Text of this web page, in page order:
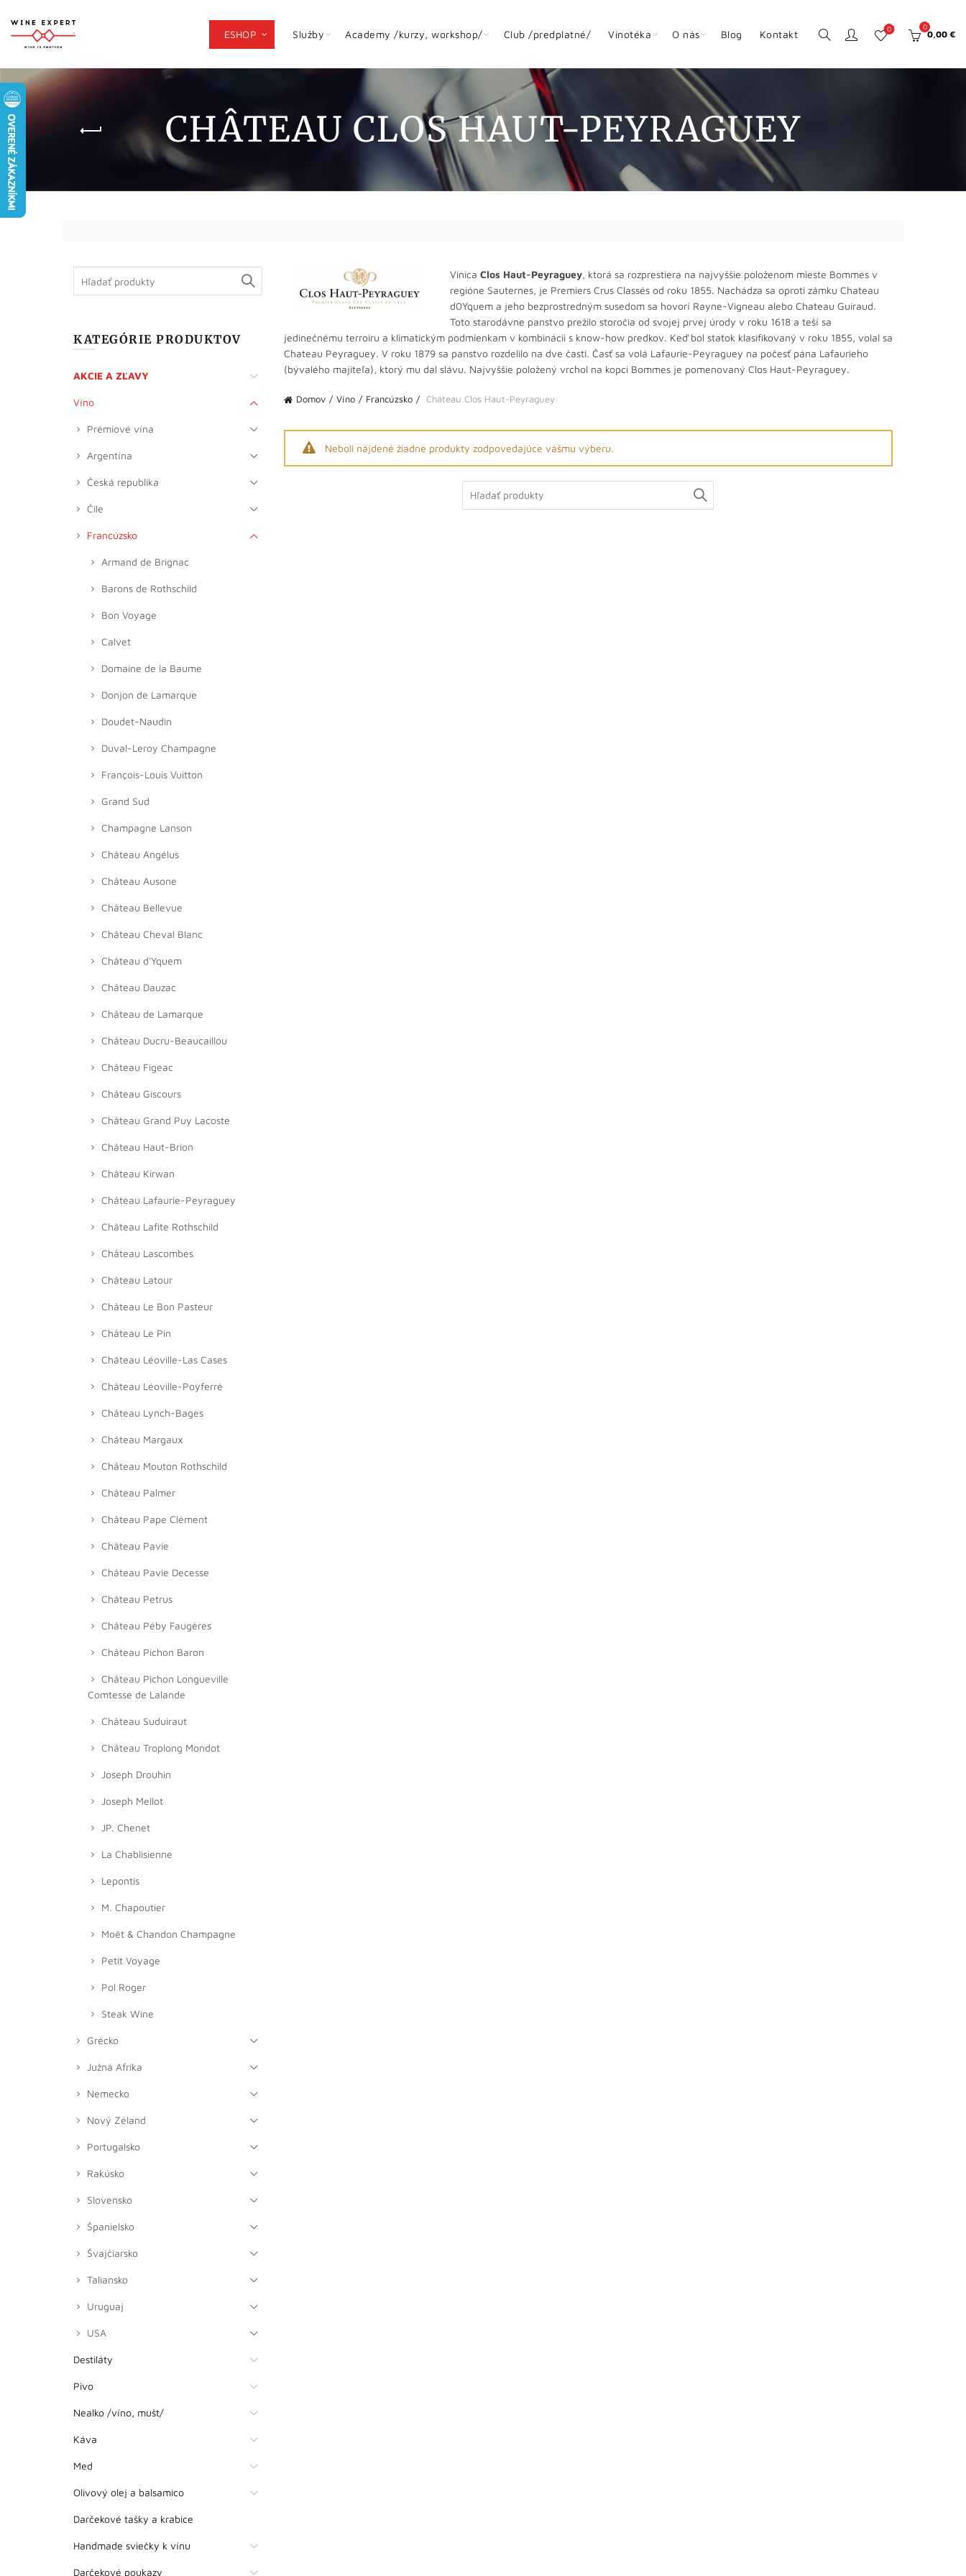
ESHOP Služby Academy /kurzy, workshop/ Club /predplatné/ Vinotéka O nás Blog Kontakt 0 0
0,00 €
CHÂTEAU CLOS HAUT-PEYRAGUEY
VinicaClos Haut-Peyraguey, ktorá sa rozprestiera na najvyššie položenom mieste Bommes v
regióne Sauternes, je Premiers Crus Classés od roku 1855. Nachádza sa oproti zámku Chateau
d0Yquem a jeho bezprostredným susedom sa hovorí Rayne-Vigneau alebo Chateau Guiraud.
Toto starodávne panstvo prežilo storočia od svojej prvej úrody v roku 1618 a teší sa
jedinečnému terroiru a klimatickým podmienkam v kombinácii s know-how predkov. Keď bol statok klasifikovaný v roku 1855, volal sa
Chateau Peyraguey. V roku 1879 sa panstvo rozdelilo na dve časti. Časť sa volá Lafaurie-Peyraguey na počesť pána Lafaurieho
(bývalého majiteľa), ktorý mu dal slávu. Najvyššie položený vrchol na kopci Bommes je pomenovaný Clos Haut-Peyraguey.
Domov Víno Francúzsko Château Clos Haut-Peyraguey
Neboli nájdené žiadne produkty zodpovedajúce vášmu výberu.
for:
KATEGÓRIE PRODUKTOV
AKCIE A ZĽAVY
Víno
Prémiové vína
Argentína
Česká republika
Čile
Francúzsko
Armand de Brignac
Barons de Rothschild
Bon Voyage
Calvet
Domaine de la Baume
Donjon de Lamarque
Doudet-Naudin
Duval-Leroy Champagne
François-Louis Vuitton
Grand Sud
Champagne Lanson
Château Angélus
Château Ausone
Château Bellevue
Château Cheval Blanc
Château d'Yquem
Château Dauzac
Château de Lamarque
Château Ducru-Beaucaillou
Château Figeac
Château Giscours
Château Grand Puy Lacoste
Château Haut-Brion
Château Kirwan
Château Lafaurie-Peyraguey
Château Lafite Rothschild
Château Lascombes
Château Latour
Château Le Bon Pasteur
Château Le Pin
Château Léoville-Las Cases
Château Léoville-Poyferré
Château Lynch-Bages
Château Margaux
Château Mouton Rothschild
Château Palmer
Château Pape Clément
Château Pavie
Château Pavie Decesse
Château Petrus
Château Péby Faugères
Château Pichon Baron
Château Pichon Longueville
Comtesse de Lalande
Château Suduiraut
Château Troplong Mondot
Joseph Drouhin
Joseph Mellot
JP. Chenet
La Chablisienne
Lepontis
M. Chapoutier
Moët & Chandon Champagne
Petit Voyage
Pol Roger
Steak Wine
Grécko
Južná Afrika
Nemecko
Nový Zéland
Portugalsko
Rakúsko
Slovensko
Španielsko
Švajčiarsko
Taliansko
Uruguaj
USA
Destiláty
Pivo
Nealko /víno, mušt/
Káva
Med
Olivový olej a balsamico
Darčekové tašky a krabice
Handmade sviečky k vínu
Darčekové poukazy